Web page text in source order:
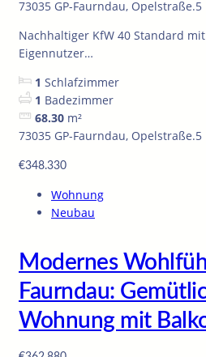
73035 GP-Faurndau, Opelstraße.5
Nachhaltiger KfW 40 Standard
Eigennutzer…
1 Schlafzimmer
1 Badezimmer
68.30 m²
73035 GP-Faurndau, Opelstraße.5
€348.330
Wohnung
Neubau
Modernes
Faurndau:
Wohnung mit